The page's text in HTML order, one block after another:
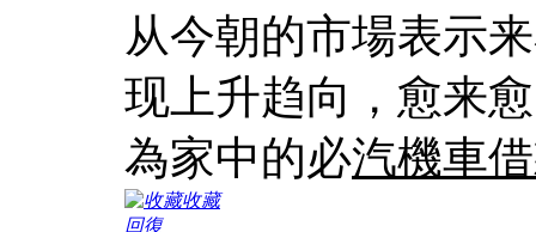
从今朝的市場表示
现上升趋向，愈来
為家中的必汽機車
收藏
回復